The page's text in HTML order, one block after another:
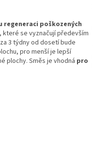
regeneraci poškozených
které se vyznačují především
3 týdny od dosetí bude
pro menší je lepší
plochy. Směs je vhodná pro